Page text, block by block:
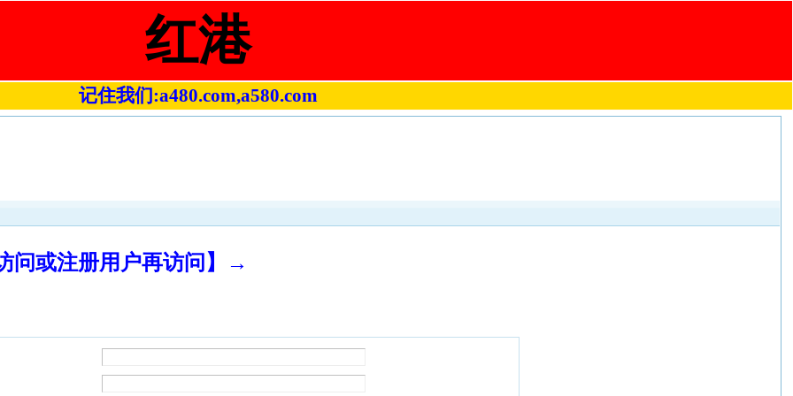
红港
记住我们:a480.com,a580.com
问或注册用户再访问】→